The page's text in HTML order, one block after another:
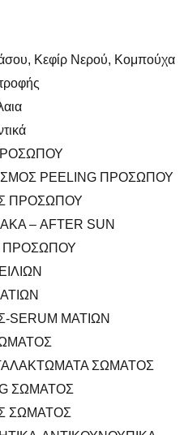
Κεφίρ Νερού, Κομπούχα
PEELING ΠΡΟΣΩΠΟΥ
ΠΡΟΣΩΠΟΥ
– AFTER SUN
ΠΡΟΣΩΠΟΥ
SERUM ΜΑΤΙΩΝ
ΣΩΜΑΤΟΣ
ΣΩΜΑΤΟΣ
ΣΩΜΑΤΟΣ